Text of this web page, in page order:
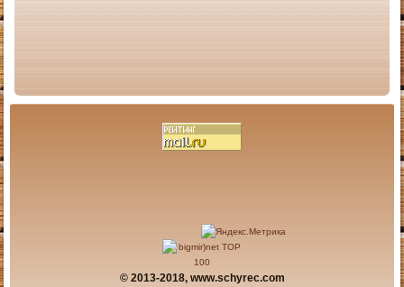
© 2013-2018, www.schyrec.com